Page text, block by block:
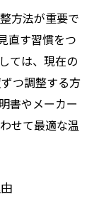
方法が重要で
直す習慣をつ
ては、現在の
つ調整する方
書やメーカー
せて最適な温